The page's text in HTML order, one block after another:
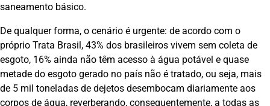
saneamento básico.
De qualquer forma, o cenário é urgente: de acordo com o
próprio Trata Brasil, 43% dos brasileiros vivem sem coleta de
esgoto, 16% ainda não têm acesso à água potável e quase
metade do esgoto gerado no país não é tratado, ou seja, mais
de 5 mil toneladas de dejetos desembocam diariamente aos
corpos de água, reverberando, consequentemente, a todas as